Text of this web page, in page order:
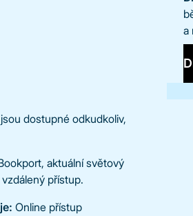
a
dostupné odkudkoliv,
aktuální světový
přístup.
Online přístup